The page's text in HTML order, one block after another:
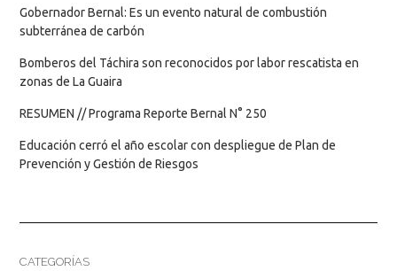
Gobernador Bernal: Es un evento natural de combustión
subterránea de carbón
Bomberos del Táchira son reconocidos por labor rescatista en
zonas de La Guaira
RESUMEN // Programa Reporte Bernal N° 250
Educación cerró el año escolar con despliegue de Plan de
Prevención y Gestión de Riesgos
CATEGORÍAS